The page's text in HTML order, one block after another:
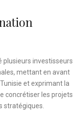
investisseurs
mettant en avant
et exprimant la
concrétiser les projets
stratégiques.